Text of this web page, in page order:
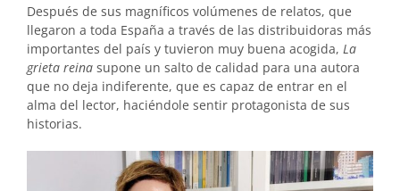
Después de sus magníficos volúmenes de relatos, que
llegaron a toda España a través de las distribuidoras más
importantes del país y tuvieron muy buena acogida, La
grieta reina supone un salto de calidad para una autora
que no deja indiferente, que es capaz de entrar en el
alma del lector, haciéndole sentir protagonista de sus
historias.